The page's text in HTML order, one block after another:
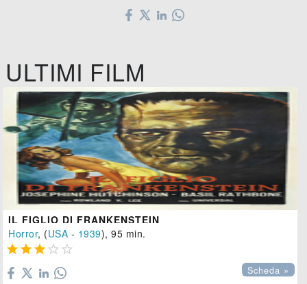
ULTIMI FILM
IL FIGLIO DI FRANKENSTEIN
Horror, (USA - 1939), 95 min.
    
Scheda »